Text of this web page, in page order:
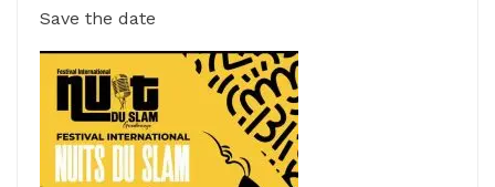
Save the date